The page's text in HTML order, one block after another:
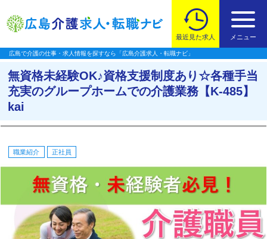
広島で介護の仕事・求人情報を探すなら「広島介護求人・転職ナビ」
最近見た求人 メニュー
無資格未経験OK♪資格支援制度あり☆各種手当
充実のグループホームでの介護業務【K-485】
kai
職業紹介 正社員